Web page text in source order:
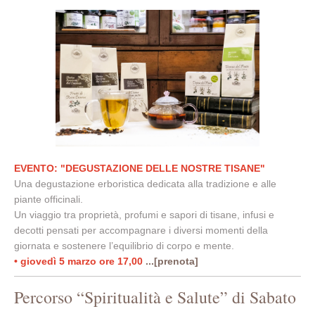
EVENTO: "DEGUSTAZIONE DELLE NOSTRE TISANE"
Una degustazione erboristica dedicata alla tradizione e alle
piante officinali.
Un viaggio tra proprietà, profumi e sapori di tisane, infusi e
decotti pensati per accompagnare i diversi momenti della
giornata e sostenere l’equilibrio di corpo e mente.
• giovedì 5 marzo ore 17,00 ...[prenota]
Percorso “Spiritualità e Salute” di Sabato